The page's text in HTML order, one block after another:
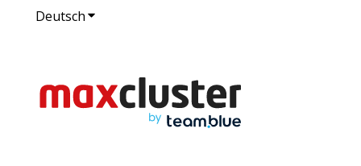
DeutschUntermenü für Übersetzungen anzeigen